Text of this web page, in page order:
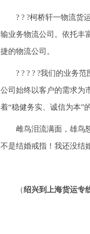
? ? ?柯桥轩一物流货
输业务物流公司。依托丰
捷的物流公司。
? ? ? ? ?我们的业务
公司始终以客户的需求为
着“稳健务实、诚信为本”
雌鸟泪流满面，雄鸟
不是结婚戒指！我还没结
（绍兴到上海货运专